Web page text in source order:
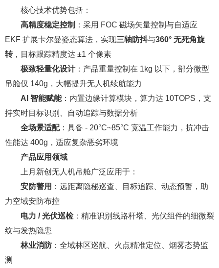
核心技术优势包括：
高精度稳定控制 ：采用 FOC 磁场矢量控制与自适应
EKF 扩展卡尔曼姿态算法，实现三轴防抖与360° 无死角旋
转，目标跟踪精度达 ±1 个像素
极致轻量化设计：产品重量控制在 1kg 以下，部分微型
吊舱仅 140g，大幅提升无人机续航能力
AI 智能赋能：内置边缘计算模块，算力达 10TOPS，支
持实时目标识别、自动追踪与数据分析
全场景适配：具备 - 20°C~85°C 宽温工作能力，抗冲击
性能达 400g，适应复杂恶劣环境
产品应用领域
上月新创无人机吊舱广泛应用于：
安防警用 ：远距离隐秘巡查、目标追踪、动态预警，助
力空域安防布控
电力 / 光伏巡检：精准识别线路杆塔、光伏组件的细微裂
纹与发热隐患
林业消防 ：全域林区巡航、火点精准定位、烟雾态势监
测